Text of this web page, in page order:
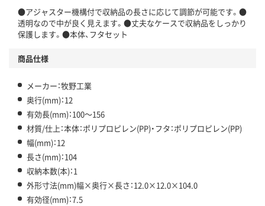
●アジャスター機構付で収納品の長さに応じて調節が可能です。●
透明なので中が良く見えます。●丈夫なケースで収納品をしっかり
保護します。●本体、フタセット
商品仕様
メーカー：牧野工業
奥行(mm)：12
有効長(mm)：100～156
材質/仕上：本体：ポリプロピレン(PP)・フタ：ポリプロピレン(PP)
幅(mm)：12
長さ(mm)：104
収納本数(本)：1
外形寸法(mm)幅×奥行×長さ：12.0×12.0×104.0
有効径(mm)：7.5